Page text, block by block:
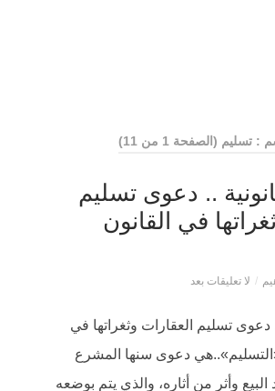
: تسليم (الصفحة 1 من 11)
.. دعوى تسليم
في القانون
/ لا تعليقات بعد
دعوى تسليم العقارات وثغراتها في
دعوى سنها المشرع
وأثر من أثاره، والذي يتم بوضعه